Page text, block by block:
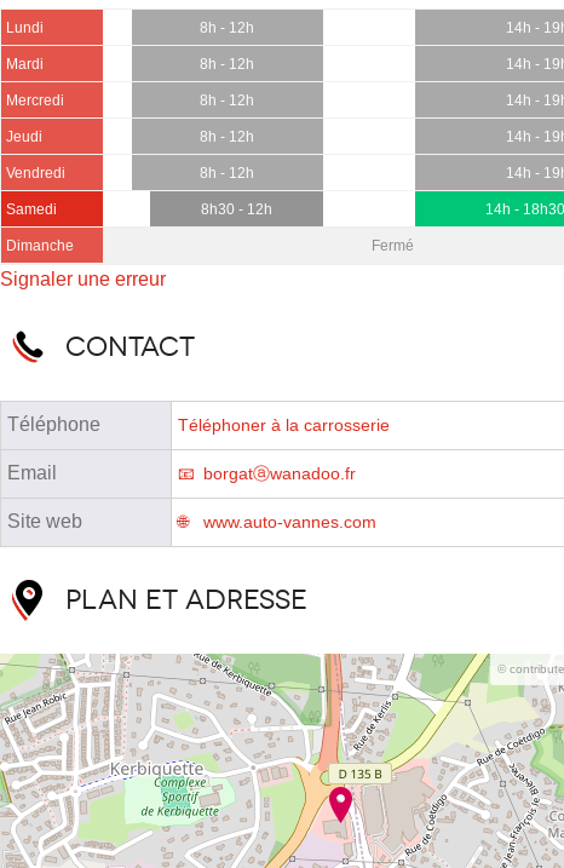
Lundi 8h - 12h 14h -
Mardi 8h - 12h 14h -
Mercredi 8h - 12h 14h -
Jeudi 8h - 12h 14h -
Vendredi 8h - 12h 14h -
Samedi 8h30 - 12h 14h - 18h30
Dimanche Fermé
Signaler une erreur
Contact
Téléphone Téléphoner à la carrosserie
Email borgatⓐwanadoo.fr
Site web www.auto-vannes.com
Plan et adresse
©